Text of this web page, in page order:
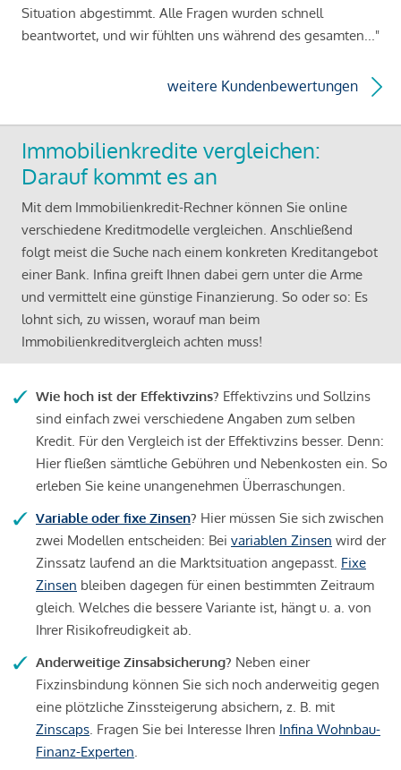
Situation abgestimmt. Alle Fragen wurden schnell
beantwortet, und wir fühlten uns während des gesamten..."
weitere Kundenbewertungen
Immobilienkredite vergleichen:
Darauf kommt es an
Mit dem Immobilienkredit-Rechner können Sie online
verschiedene Kreditmodelle vergleichen. Anschließend
folgt meist die Suche nach einem konkreten Kreditangebot
einer Bank. Infina greift Ihnen dabei gern unter die Arme
und vermittelt eine günstige Finanzierung. So oder so: Es
lohnt sich, zu wissen, worauf man beim
Immobilienkreditvergleich achten muss!
Wie hoch ist der Effektivzins? Effektivzins und Sollzins
sind einfach zwei verschiedene Angaben zum selben
Kredit. Für den Vergleich ist der Effektivzins besser. Denn:
Hier fließen sämtliche Gebühren und Nebenkosten ein. So
erleben Sie keine unangenehmen Überraschungen.
Variable oder fixe Zinsen? Hier müssen Sie sich zwischen
zwei Modellen entscheiden: Bei variablen Zinsen wird der
Zinssatz laufend an die Marktsituation angepasst. Fixe
Zinsen bleiben dagegen für einen bestimmten Zeitraum
gleich. Welches die bessere Variante ist, hängt u. a. von
Ihrer Risikofreudigkeit ab.
Anderweitige Zinsabsicherung? Neben einer
Fixzinsbindung können Sie sich noch anderweitig gegen
eine plötzliche Zinssteigerung absichern, z. B. mit
Zinscaps. Fragen Sie bei Interesse Ihren Infina Wohnbau-
Finanz-Experten.